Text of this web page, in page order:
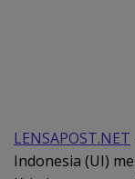
LENSAPOST.NET
Indonesia (UI)